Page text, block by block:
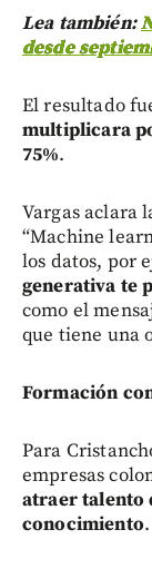
Lea también:
desde
El resultado
multiplicara
75%.
Vargas aclara
“Machine
los datos, por
generativa te
como el
que tiene una
Formación
Para
empresas
atraer talento
conocimiento.